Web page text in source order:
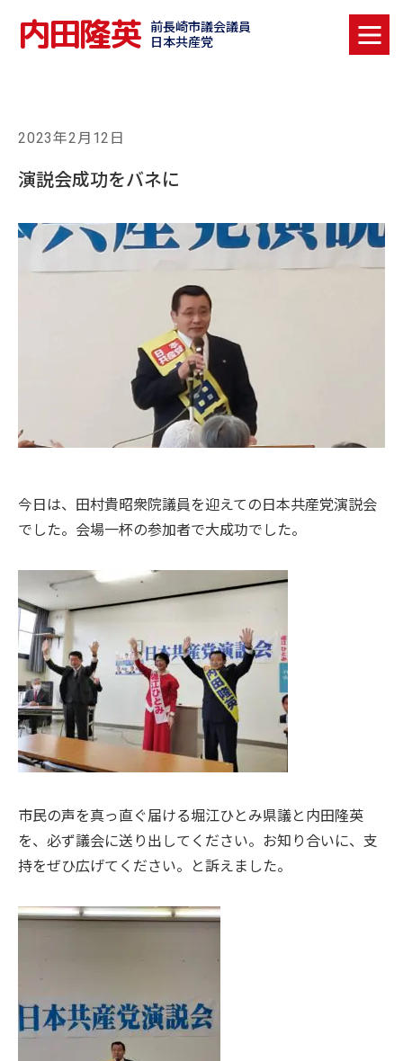
内田隆英
前長崎市議会議員
日本共産党
2023年2月12日
演説会成功をバネに
今日は、田村貴昭衆院議員を迎えての日本共産党演説会
でした。会場一杯の参加者で大成功でした。
市民の声を真っ直ぐ届ける堀江ひとみ県議と内田隆英
を、必ず議会に送り出してください。お知り合いに、支
持をぜひ広げてください。と訴えました。